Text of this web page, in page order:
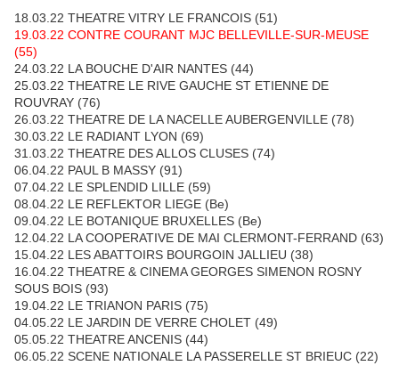
18.03.22 THEATRE VITRY LE FRANCOIS (51)
19.03.22 CONTRE COURANT MJC BELLEVILLE-SUR-MEUSE
(55)
24.03.22 LA BOUCHE D'AIR NANTES (44)
25.03.22 THEATRE LE RIVE GAUCHE ST ETIENNE DE
ROUVRAY (76)
26.03.22 THEATRE DE LA NACELLE AUBERGENVILLE (78)
30.03.22 LE RADIANT LYON (69)
31.03.22 THEATRE DES ALLOS CLUSES (74)
06.04.22 PAUL B MASSY (91)
07.04.22 LE SPLENDID LILLE (59)
08.04.22 LE REFLEKTOR LIEGE (Be)
09.04.22 LE BOTANIQUE BRUXELLES (Be)
12.04.22 LA COOPERATIVE DE MAI CLERMONT-FERRAND (63)
15.04.22 LES ABATTOIRS BOURGOIN JALLIEU (38)
16.04.22 THEATRE & CINEMA GEORGES SIMENON ROSNY
SOUS BOIS (93)
19.04.22 LE TRIANON PARIS (75)
04.05.22 LE JARDIN DE VERRE CHOLET (49)
05.05.22 THEATRE ANCENIS (44)
06.05.22 SCENE NATIONALE LA PASSERELLE ST BRIEUC (22)